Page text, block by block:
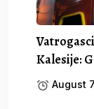
Kalesije:
August